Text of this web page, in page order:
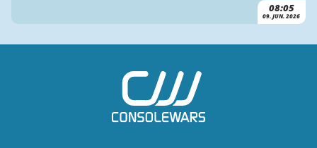
08:05
09. JUN. 2026